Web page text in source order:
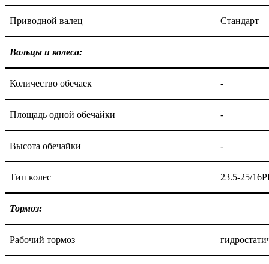
Приводной валец Стандарт
Вальцы и колеса:
Количество обечаек -
Площадь одной обечайки -
Высота обечайки -
Тип колес 23.5-25/
Тормоз:
Рабочий тормоз